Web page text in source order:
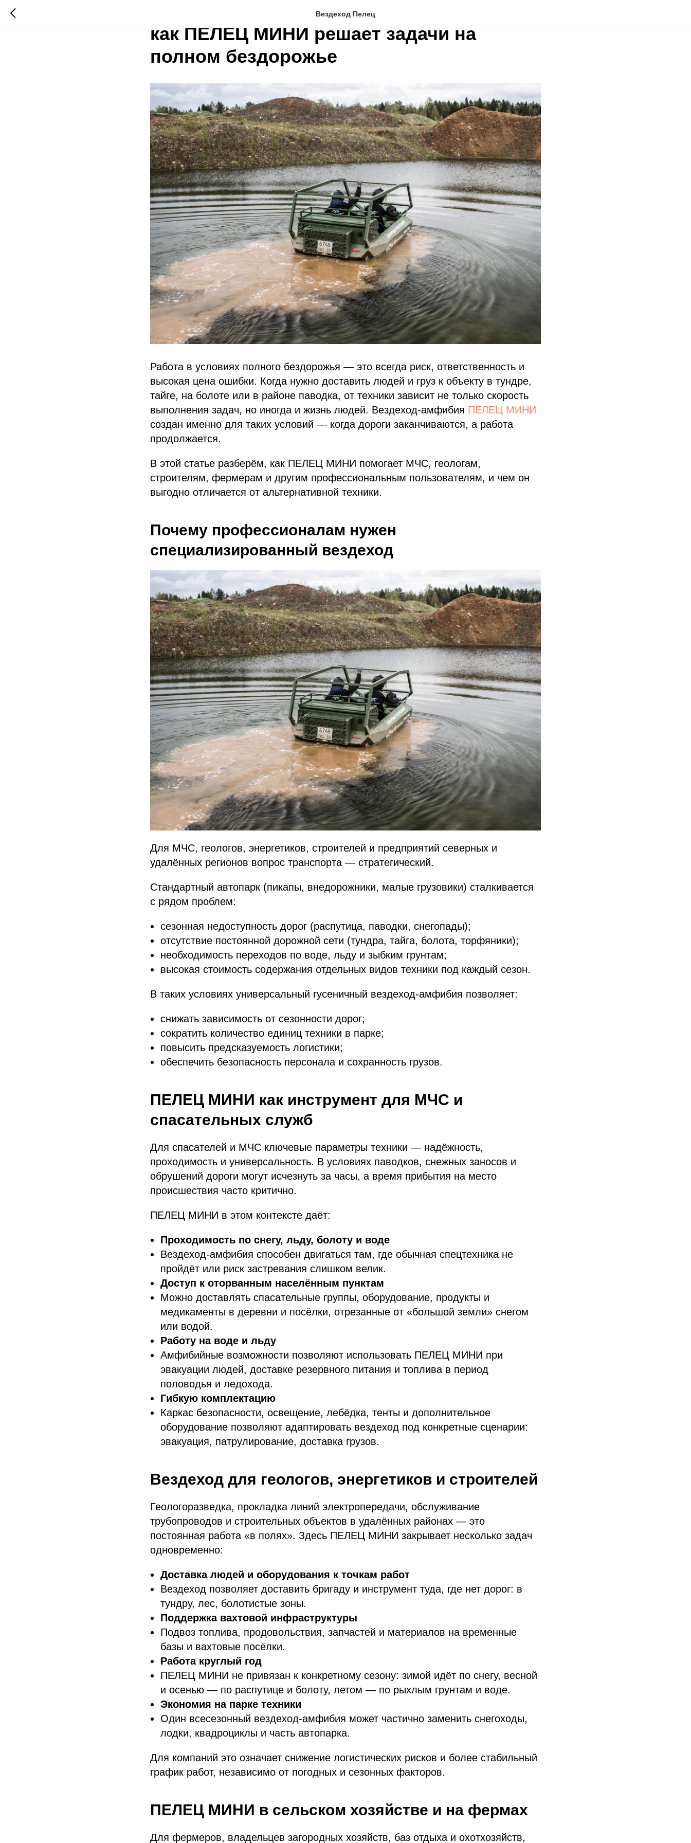
Вездеход Пелец
Вездеход для МЧС, геологов и бизнеса:
как ПЕЛЕЦ МИНИ решает задачи на
полном бездорожье
Работа в условиях полного бездорожья — это всегда риск, ответственность и
высокая цена ошибки. Когда нужно доставить людей и груз к объекту в тундре,
тайге, на болоте или в районе паводка, от техники зависит не только скорость
выполнения задач, но иногда и жизнь людей. Вездеход‑амфибия ПЕЛЕЦ МИНИ
создан именно для таких условий — когда дороги заканчиваются, а работа
продолжается.
В этой статье разберём, как ПЕЛЕЦ МИНИ помогает МЧС, геологам,
строителям, фермерам и другим профессиональным пользователям, и чем он
выгодно отличается от альтернативной техники.
Почему профессионалам нужен
специализированный вездеход
Для МЧС, геологов, энергетиков, строителей и предприятий северных и
удалённых регионов вопрос транспорта — стратегический.
Стандартный автопарк (пикапы, внедорожники, малые грузовики) сталкивается
с рядом проблем:
сезонная недоступность дорог (распутица, паводки, снегопады);
отсутствие постоянной дорожной сети (тундра, тайга, болота, торфяники);
необходимость переходов по воде, льду и зыбким грунтам;
высокая стоимость содержания отдельных видов техники под каждый сезон.
В таких условиях универсальный гусеничный вездеход‑амфибия позволяет:
снижать зависимость от сезонности дорог;
сократить количество единиц техники в парке;
повысить предсказуемость логистики;
обеспечить безопасность персонала и сохранность грузов.
ПЕЛЕЦ МИНИ как инструмент для МЧС и
спасательных служб
Для спасателей и МЧС ключевые параметры техники — надёжность,
проходимость и универсальность. В условиях паводков, снежных заносов и
обрушений дороги могут исчезнуть за часы, а время прибытия на место
происшествия часто критично.
ПЕЛЕЦ МИНИ в этом контексте даёт:
Проходимость по снегу, льду, болоту и воде
Вездеход‑амфибия способен двигаться там, где обычная спецтехника не
пройдёт или риск застревания слишком велик.
Доступ к оторванным населённым пунктам
Можно доставлять спасательные группы, оборудование, продукты и
медикаменты в деревни и посёлки, отрезанные от «большой земли» снегом
или водой.
Работу на воде и льду
Амфибийные возможности позволяют использовать ПЕЛЕЦ МИНИ при
эвакуации людей, доставке резервного питания и топлива в период
половодья и ледохода.
Гибкую комплектацию
Каркас безопасности, освещение, лебёдка, тенты и дополнительное
оборудование позволяют адаптировать вездеход под конкретные сценарии:
эвакуация, патрулирование, доставка грузов.
Вездеход для геологов, энергетиков и строителей
Геологоразведка, прокладка линий электропередачи, обслуживание
трубопроводов и строительных объектов в удалённых районах — это
постоянная работа «в полях». Здесь ПЕЛЕЦ МИНИ закрывает несколько задач
одновременно:
Доставка людей и оборудования к точкам работ
Вездеход позволяет доставить бригаду и инструмент туда, где нет дорог: в
тундру, лес, болотистые зоны.
Поддержка вахтовой инфраструктуры
Подвоз топлива, продовольствия, запчастей и материалов на временные
базы и вахтовые посёлки.
Работа круглый год
ПЕЛЕЦ МИНИ не привязан к конкретному сезону: зимой идёт по снегу, весной
и осенью — по распутице и болоту, летом — по рыхлым грунтам и воде.
Экономия на парке техники
Один всесезонный вездеход‑амфибия может частично заменить снегоходы,
лодки, квадроциклы и часть автопарка.
Для компаний это означает снижение логистических рисков и более стабильный
график работ, независимо от погодных и сезонных факторов.
ПЕЛЕЦ МИНИ в сельском хозяйстве и на фермах
Для фермеров, владельцев загородных хозяйств, баз отдыха и охотхозяйств,